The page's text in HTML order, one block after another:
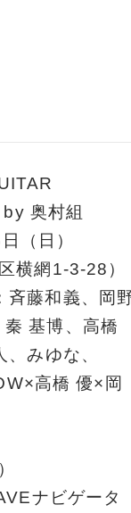
奥村組
（日）
横網1-3-28）
斉藤和義、岡
基博、高橋
みゆな、
高橋 優×岡
ナビゲータ